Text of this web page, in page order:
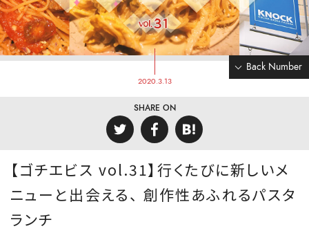
Back Number
2020.3.13
SHARE ON
【ゴチエビス vol.31】行くたびに新しいメ
ニューと出会える、 創作性あふれるパスタ
ランチ